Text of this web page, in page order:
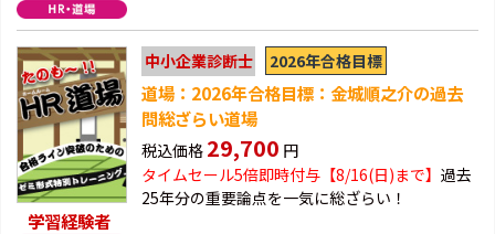
学習経験者
中小企業診断士 2026年合格目標
道場：2026年合格目標：金城順之介の過去
問総ざらい道場
税込価格 29,700 円
タイムセール5倍即時付与【8/16(日)まで】 過去
25年分の重要論点を一気に総ざらい！